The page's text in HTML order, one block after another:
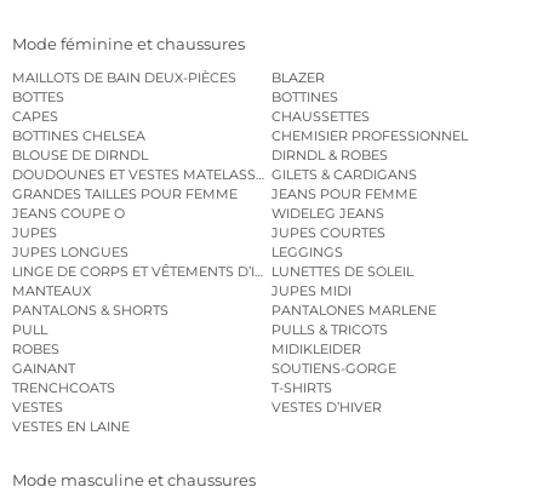
Mode féminine et chaussures
MAILLOTS DE BAIN DEUX-PIÈCES
BLAZER
BOTTES
BOTTINES
CAPES
CHAUSSETTES
BOTTINES CHELSEA
CHEMISIER PROFESSIONNEL
BLOUSE DE DIRNDL
DIRNDL & ROBES
DOUDOUNES ET VESTES MATELASSÉESGILETS & CARDIGANS
GRANDES TAILLES POUR FEMME
JEANS POUR FEMME
JEANS COUPE O
WIDELEG JEANS
JUPES
JUPES COURTES
JUPES LONGUES
LEGGINGS
LINGE DE CORPS ET VÊTEMENTS D’INTÉRIEURLUNETTES DE SOLEIL
MANTEAUX
JUPES MIDI
PANTALONS & SHORTS
PANTALONES MARLENE
PULL
PULLS & TRICOTS
ROBES
MIDIKLEIDER
GAINANT
SOUTIENS-GORGE
TRENCHCOATS
T-SHIRTS
VESTES
VESTES D’HIVER
VESTES EN LAINE
Mode masculine et chaussures